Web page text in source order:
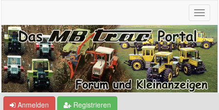
Anmelden Registrieren